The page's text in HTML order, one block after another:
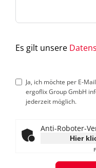
Es gilt unsere
Ja, ich möchte per E-
ergoflix Group GmbH
jederzeit möglich.
Anti-Roboter-
Hier